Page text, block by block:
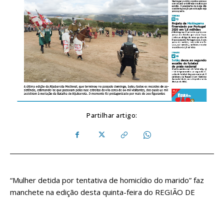
Partilhar artigo:
“Mulher detida por tentativa de homicídio do marido” faz
manchete na edição desta quinta-feira do REGIÃO DE